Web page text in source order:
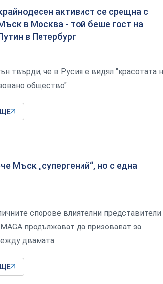
активист се срещна с
в Москва - той беше гост на
в Петербург
твърди, че в Русия е видял "красотата
общество"
Мъск „супергений“, но с една
спорове влиятелни представители
продължават да призовават за
двамата